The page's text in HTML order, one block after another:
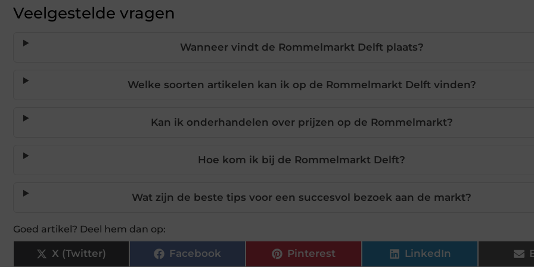
Veelgestelde vragen
Wanneer vindt de Rommelmarkt Delft plaats?
Welke soorten artikelen kan ik op de Rommelmarkt Delft vinden?
Kan ik onderhandelen over prijzen op de Rommelmarkt?
Hoe kom ik bij de Rommelmarkt Delft?
Wat zijn de beste tips voor een succesvol bezoek aan de markt?
Goed artikel? Deel hem dan op:
X (Twitter) Facebook Pinterest LinkedIn